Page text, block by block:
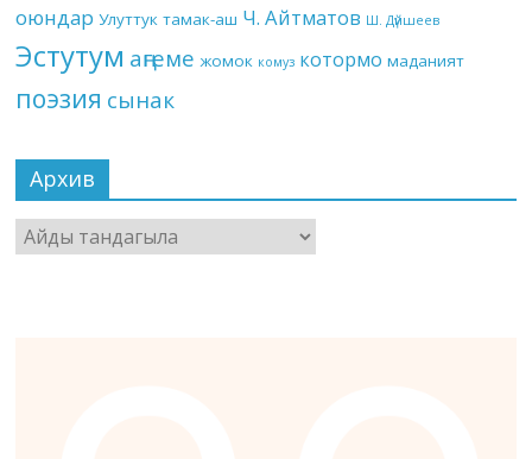
оюндар Улуттук тамак-аш Ч. Айтматов Ш. Дүйшеев
Эстутум аңгеме жомок комуз котормо маданият
поэзия сынак
Архив
Архив